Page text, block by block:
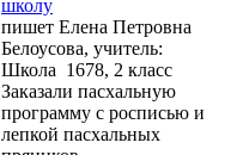
школу
пишет Елена Петровна
Белоусова, учитель:
Школа 1678, 2 класс
Заказали пасхальную
программу с росписью и
лепкой пасхальных